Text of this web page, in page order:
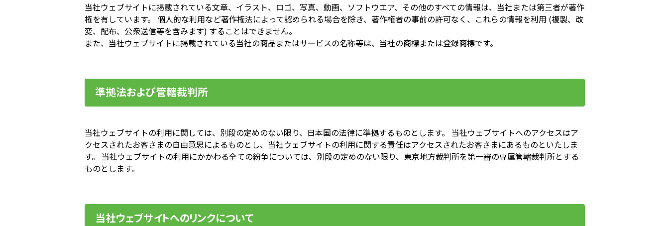
当社ウェブサイトに掲載されている文章、イラスト、ロゴ、写真、動画、ソフトウエア、その他のすべての情報は、当社または第三者が著作
権を有しています。 個人的な利用など著作権法によって認められる場合を除き、著作権者の事前の許可なく、これらの情報を利用 (複製、改
変、配布、公衆送信等を含みます) することはできません。
また、当社ウェブサイトに掲載されている当社の商品またはサービスの名称等は、当社の商標または登録商標です。
準拠法および管轄裁判所
当社ウェブサイトの利用に関しては、別段の定めのない限り、日本国の法律に準拠するものとします。 当社ウェブサイトへのアクセスはア
クセスされたお客さまの自由意思によるものとし、当社ウェブサイトの利用に関する責任はアクセスされたお客さまにあるものといたしま
す。 当社ウェブサイトの利用にかかわる全ての紛争については、別段の定めのない限り、東京地方裁判所を第一審の専属管轄裁判所とする
ものとします。
当社ウェブサイトへのリンクについて